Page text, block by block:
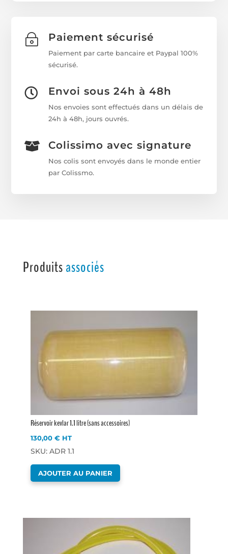
~ Paiement sécurisé
Paiement par carte bancaire et Paypal 100%
sécurisé.
 Envoi sous 24h à 48h
Nos envoies sont effectués dans un délais de
24h à 48h, jours ouvrés.
 Colissimo avec signature
Nos colis sont envoyés dans le monde entier
par Colissmo.
Produitsassociés
Réservoir kevlar 1.1 litre (sans accessoires)
130,00 € HT
SKU: ADR 1.1
AJOUTER AU PANIER